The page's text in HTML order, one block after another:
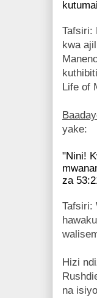
Tafsiri:
kwa
Life of
yake:
"Nini!
za
Tafsiri:
Hizi
na